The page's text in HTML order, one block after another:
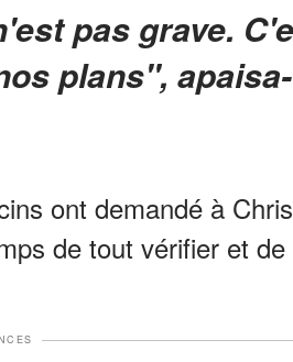
plans",
ont demandé à
de tout vérifier et